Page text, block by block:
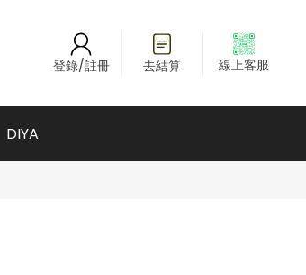
登錄/註冊 去結算 線上客服
DIYA